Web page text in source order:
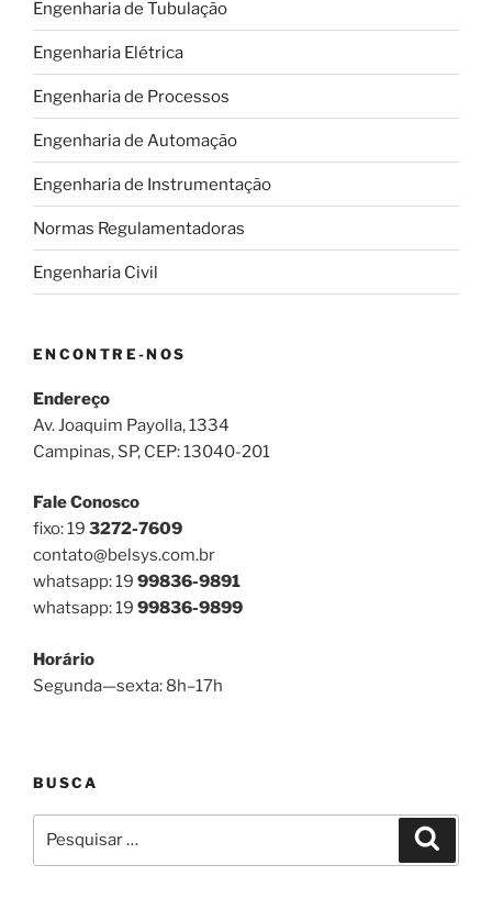
Engenharia de Tubulação
Engenharia Elétrica
Engenharia de Processos
Engenharia de Automação
Engenharia de Instrumentação
Normas Regulamentadoras
Engenharia Civil
ENCONTRE-NOS
Endereço
Av. Joaquim Payolla, 1334
Campinas, SP, CEP: 13040-201
Fale Conosco
fixo: 19 3272-7609
contato@belsys.com.br
whatsapp: 19 99836-9891
whatsapp: 19 99836-9899
Horário
Segunda—sexta: 8h–17h
BUSCA
por: